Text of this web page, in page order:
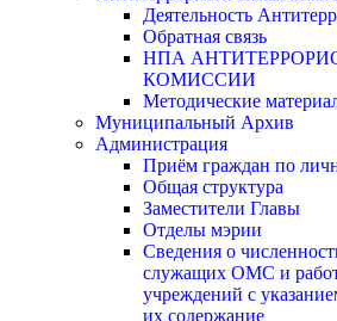
Деятельность
Обратная связь
НПА
КОМИССИИ
Методические
Муниципальный Архив
Администрация
Приём граждан по
Общая структура
Заместители Главы
Отделы мэрии
Сведения о
служащих ОМС и
учреждений с
их содержание